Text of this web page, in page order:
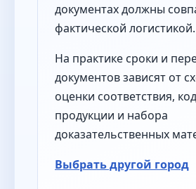
документах должны
фактической логистикой.
На практике сроки и
документов зависят от
оценки соответствия,
продукции и набора
доказательственных
Выбрать другой город